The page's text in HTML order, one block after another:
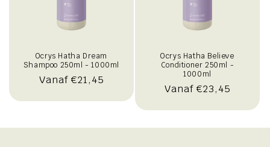
Ocrys Hatha Dream
Shampoo 250ml - 1000ml
Normale
Vanaf €21,45
Ocrys Hatha Believe
Conditioner 250ml -
1000ml
Normale
Vanaf €23,45